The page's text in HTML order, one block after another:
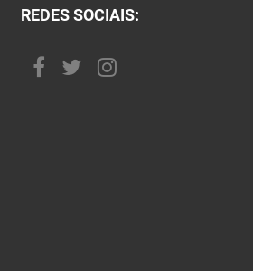
REDES SOCIAIS: